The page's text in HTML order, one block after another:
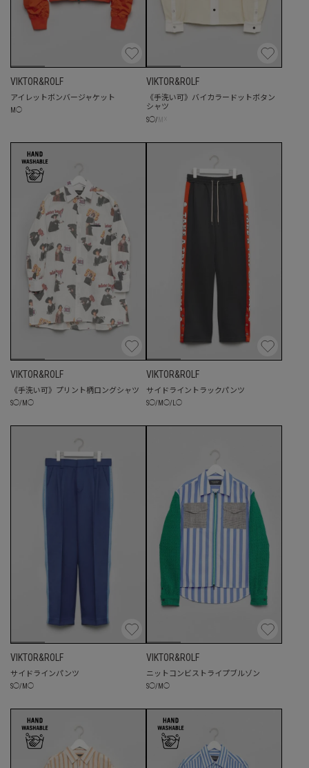
VIKTOR&ROLF
アイレットボンバージャケット
M ◯
VIKTOR&ROLF
《手洗い可》バイカラードットボタン
シャツ
S◯/
VIKTOR&ROLF
《手洗い可》プリント柄ロングシャツ
S◯/ M ◯
VIKTOR&ROLF
サイドライントラックパンツ
S◯/ M ◯/ L◯
VIKTOR&ROLF
サイドラインパンツ
S◯/ M ◯
VIKTOR&ROLF
ニットコンビストライプブルゾン
S◯/ M ◯